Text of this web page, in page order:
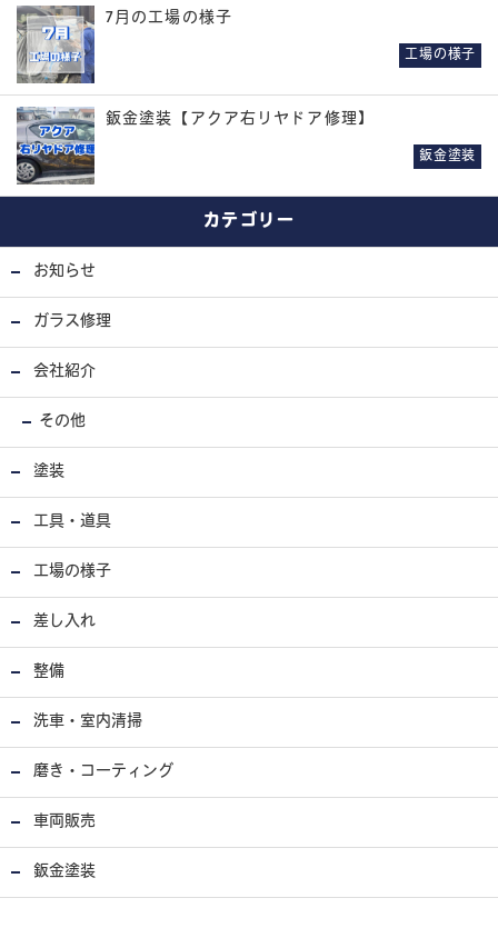
7月の工場の様子
工場の様子
鈑金塗装【アクア右リヤドア修理】
鈑金塗装
カテゴリー
お知らせ
ガラス修理
会社紹介
その他
塗装
工具・道具
工場の様子
差し入れ
整備
洗車・室内清掃
磨き・コーティング
車両販売
鈑金塗装